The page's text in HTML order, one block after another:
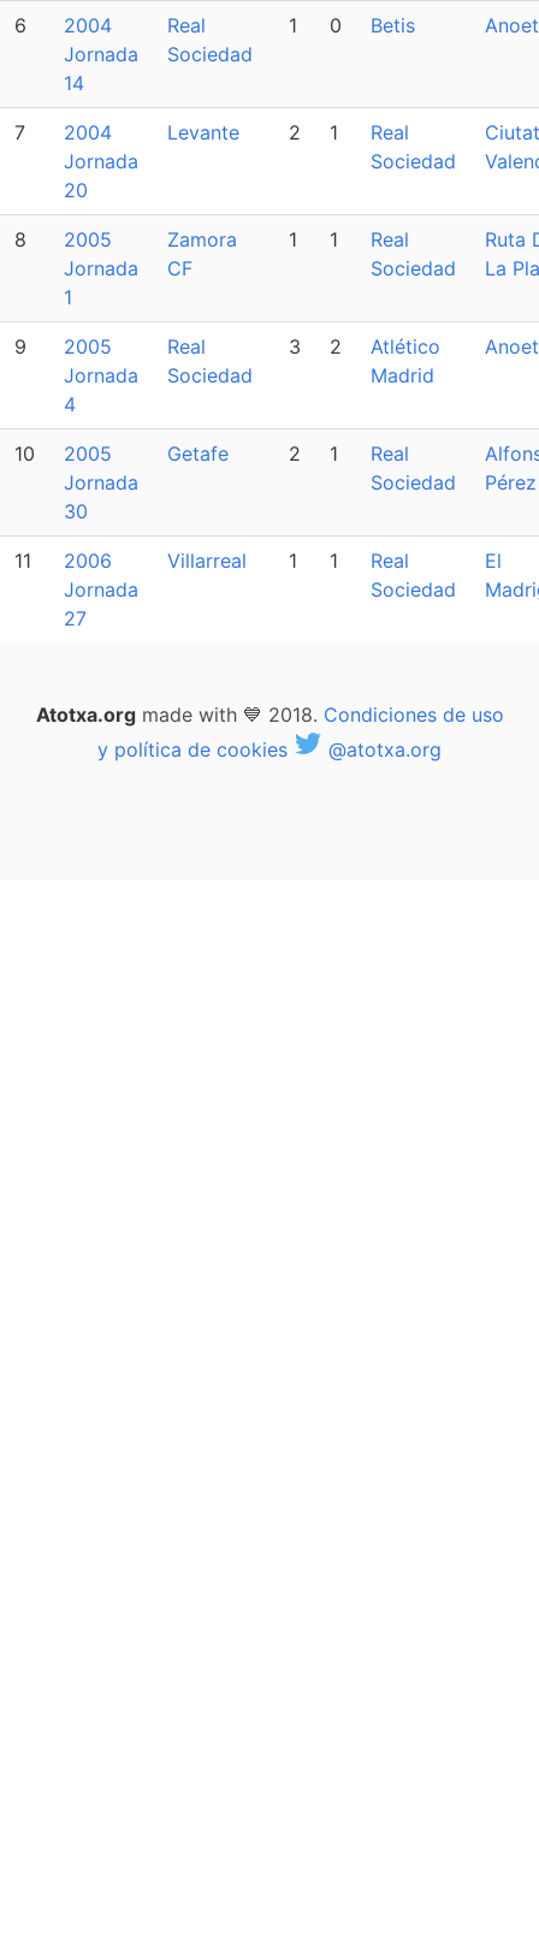
6
2004
Jornada
14
Real
Sociedad
1 0 Betis
7
2004
Jornada
20
Levante 2 1
Real
Sociedad
8
2005
Jornada
1
Zamora
CF
1 1
Real
Sociedad
Ruta
La
9
2005
Jornada
4
Real
Sociedad
3 2
Atlético
Madrid
10
2005
Jornada
30
Getafe 2 1
Real
Sociedad
Pérez
11
2006
Jornada
27
Villarreal 1 1
Real
Sociedad
El
Atotxa.orgmade with 💙 2018. Condiciones de uso
y política de cookies
@atotxa.org